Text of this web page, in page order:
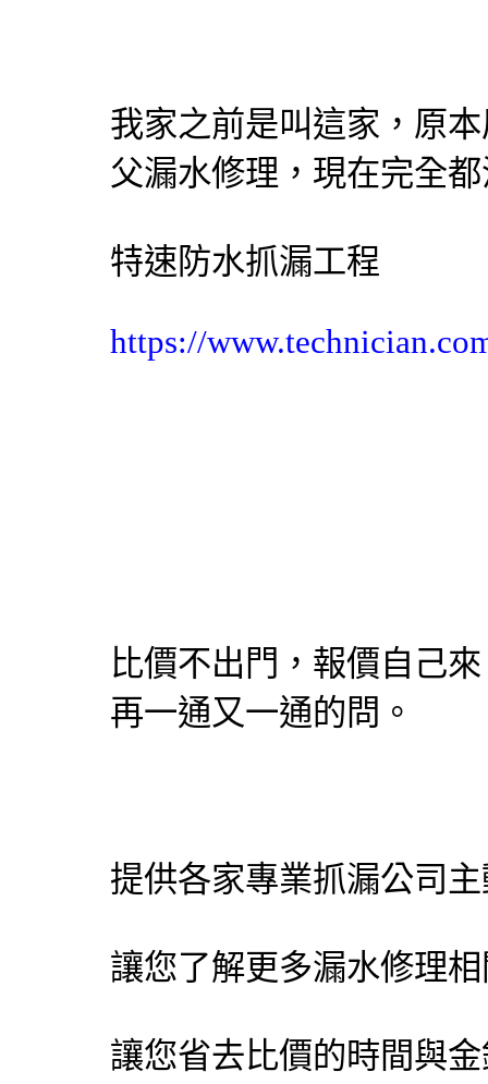
我家之前是叫這家，原
父漏水修理 ，現在完全
特速防水抓漏工程
https://
比價不出門，報價自己
再一通又一通的問。
提供各家專業抓漏公司
讓您了解更多漏水修理
讓您省去比價的時間與